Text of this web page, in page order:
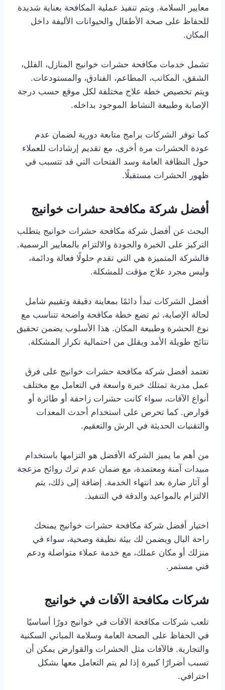
معايير السلامة. ويتم تنفيذ عملية المكافحة بعناية شديدة
للحفاظ على صحة الأطفال والحيوانات الأليفة داخل
المكان.
تشمل خدمات مكافحة حشرات خوانيج المنازل، الفلل،
الشقق، المكاتب، المطاعم، الفنادق، والمستودعات.
ويتم تخصيص خطة علاج مختلفة لكل موقع حسب درجة
الإصابة وطبيعة النشاط الموجود بداخله.
كما توفر الشركات برامج متابعة دورية لضمان عدم
عودة الحشرات مرة أخرى، مع تقديم إرشادات للعملاء
حول النظافة العامة وسد الفتحات التي قد تتسبب في
ظهور الحشرات مستقبلًا.
أفضل شركة مكافحة حشرات خوانيج
البحث عن أفضل شركة مكافحة حشرات خوانيج يتطلب
التركيز على الخبرة والجودة والالتزام بالمعايير الرسمية.
فالشركة المتميزة هي التي تقدم حلولًا فعالة ودائمة،
وليس مجرد علاج مؤقت للمشكلة.
أفضل الشركات تبدأ دائمًا بمعاينة دقيقة وتقييم شامل
لحالة الإصابة، ثم تضع خطة مكافحة واضحة تتناسب مع
نوع الحشرة وطبيعة المكان. هذا الأسلوب يضمن تحقيق
نتائج طويلة الأمد ويقلل من احتمالية تكرار المشكلة.
تعتمد أفضل شركة مكافحة حشرات خوانيج على فرق
عمل مدربة تمتلك خبرة واسعة في التعامل مع مختلف
أنواع الآفات، سواء كانت حشرات زاحفة أو طائرة أو
قوارض. كما تحرص على استخدام أحدث المعدات
والتقنيات الحديثة في الرش والتعقيم.
من أهم ما يميز الشركة الأفضل هو التزامها باستخدام
مبيدات آمنة ومعتمدة، مع ضمان عدم ترك روائح مزعجة
أو آثار ضارة بعد انتهاء الخدمة. إضافة إلى ذلك، يتم
الالتزام بالمواعيد والدقة في التنفيذ.
اختيار أفضل شركة مكافحة حشرات خوانيج يمنحك
راحة البال ويضمن لك بيئة نظيفة وصحية، سواء في
منزلك أو مكان عملك، مع خدمة عملاء متواصلة ودعم
فني مستمر.
شركات مكافحة الآفات في خوانيج
تلعب شركات مكافحة الآفات في خوانيج دورًا أساسيًا
في الحفاظ على الصحة العامة وسلامة المباني السكنية
والتجارية. فالآفات مثل الحشرات والقوارض يمكن أن
تسبب أضرارًا كبيرة إذا لم يتم التعامل معها بشكل
احترافي.